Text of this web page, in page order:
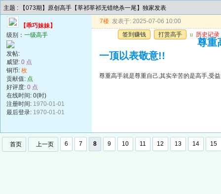
主题 : 【073期】原创高手【莘祁莘祁无错绝杀一尾】独家发表
【乖巧妹妹】
级别： 一级高手
发帖:
威望: 0 点
铜币: 枚
贡献值: 点
好评度: 0 点
在线时间: 0(时)
注册时间: 1970-01-01
最后登录: 1970-01-01
7楼 发表于: 2025-07-06 10:00
签到赚钱
打赏高手 u 历史记录
尊重
一顶以表敬意!!
尊重高手就是尊重自己,其实辛苦的是高手,受
首页 上一页 6 7 8 9 10 11 12 13 14 15